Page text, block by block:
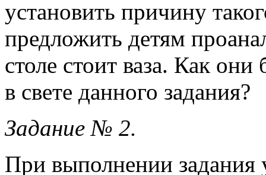
установить причину
предложить детям
столе стоит ваза. Как они
в свете данного задания?
Задание № 2.
При выполнении задания